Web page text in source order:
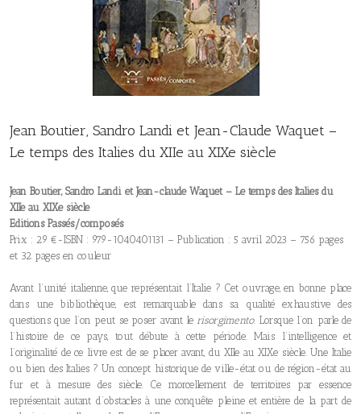
Jean Boutier, Sandro Landi et Jean-Claude Waquet –
Le temps des Italies du XIIe au XIXe siècle
Jean Boutier, Sandro Landi et Jean-claude Waquet – Le temps des Italies du
XIIe au XIXe siècle
Editions Passés/composés
Prix : 29 €-ISBN : 979-1040401131 – Publication : 5 avril 2023 – 756 pages
et 32 pages en couleur
Avant l’unité italienne, que représentait l’Italie ? Cet ouvrage, en bonne place
dans une bibliothèque, est remarquable dans sa qualité exhaustive des
questions que l’on peut se poser avant lerisorgimento. Lorsque l’on parle de
l’histoire de ce pays, tout débute à cette période. Mais l’intelligence et
l’originalité de ce livre est de se placer avant, du XIIe au XIXe siècle. Une Italie
ou bien des Italies ? Un concept historique de ville-état ou de région-état au
fur et à mesure des siècle. Ce morcellement de territoires par essence
représentait autant d’obstacles à une conquête pleine et entière de la part de